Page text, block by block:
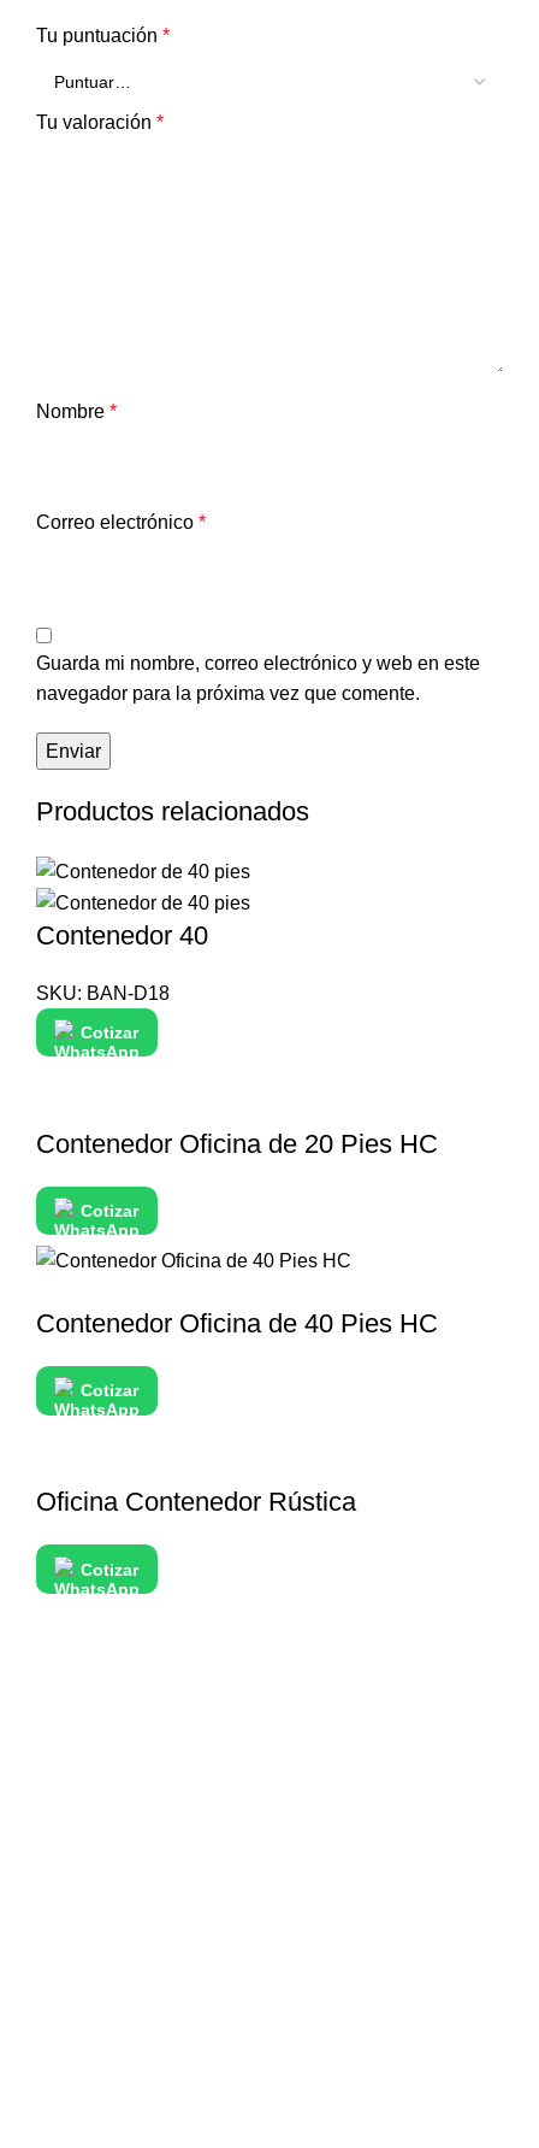
Tu puntuación *
Tu valoración *
Nombre *
Correo electrónico *
Guarda mi nombre, correo electrónico y web en este
navegador para la próxima vez que comente.
Productos relacionados
Contenedor 40
SKU: BAN-D18
Cotizar
Contenedor Oficina de 20 Pies HC
Cotizar
Contenedor Oficina de 40 Pies HC
Cotizar
Oficina Contenedor Rústica
Cotizar